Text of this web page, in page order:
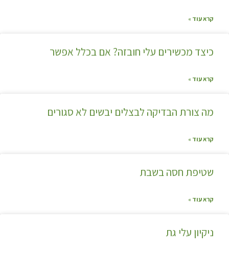
קרא עוד »
כיצד מכשירים עלי חובזה? אם בכלל אפשר
קרא עוד »
מה צורת הבדיקה לבצלים יבשים לא סגורים
קרא עוד »
שטיפת חסה בשבת
קרא עוד »
ניקיון עלי גת